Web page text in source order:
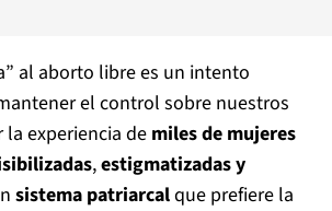
al aborto libre es un intento
el control sobre nuestros
la experiencia de miles de mujeres
,estigmatizadas y
sistema patriarcalque prefiere la